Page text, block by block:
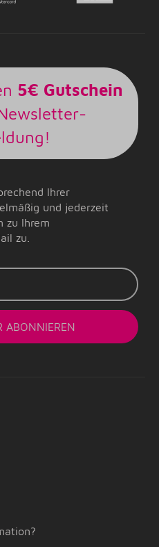
5€ Gutschein
Ihrer
und jederzeit
zu Ihrem
zu.
ABONNIEREN